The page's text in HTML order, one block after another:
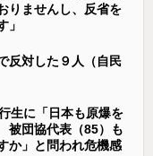
りませんし、反省を
」
反対した９人（自民
生に「日本も原爆を
被団協代表（85）も
か」と問われ危機感